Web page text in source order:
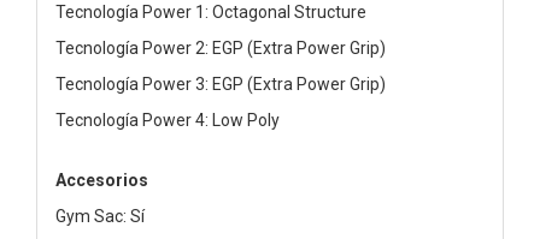
Tecnología Power 1: Octagonal Structure
Tecnología Power 2: EGP (Extra Power Grip)
Tecnología Power 3: EGP (Extra Power Grip)
Tecnología Power 4: Low Poly
Accesorios
Gym Sac: Sí